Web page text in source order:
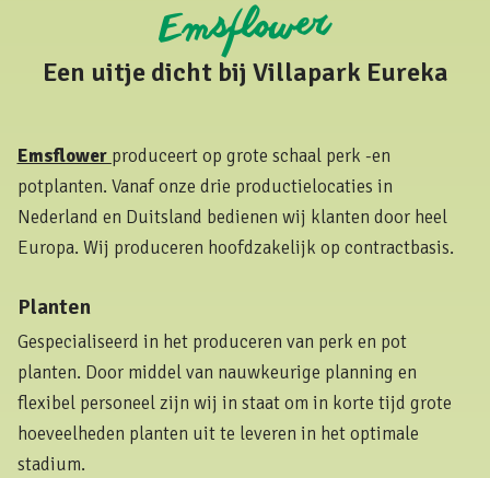
Emsflower
Een uitje dicht bij Villapark Eureka
Emsflower produceert op grote schaal perk -en
potplanten. Vanaf onze drie productielocaties in
Nederland en Duitsland bedienen wij klanten door heel
Europa. Wij produceren hoofdzakelijk op contractbasis.
Planten
Gespecialiseerd in het produceren van perk en pot
planten. Door middel van nauwkeurige planning en
flexibel personeel zijn wij in staat om in korte tijd grote
hoeveelheden planten uit te leveren in het optimale
stadium.